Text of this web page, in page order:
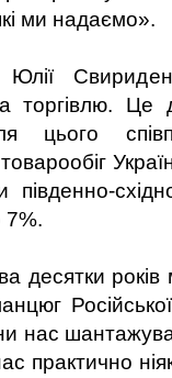
ми надаємо».
торгівлю. Це
цього
7%.
десятки
нас
практично